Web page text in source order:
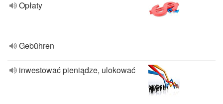
Opłaty
Gebühren
inwestować pieniądze, ulokować